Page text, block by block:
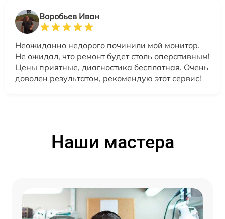
Воробьев Иван
Неожиданно недорого починили мой монитор.
Не ожидал, что ремонт будет столь оперативным!
Цены приятные, диагностика бесплатная. Очень
доволен результатом, рекомендую этот сервис!
Наши мастера